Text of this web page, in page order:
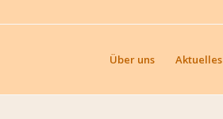
Über uns Aktuelles